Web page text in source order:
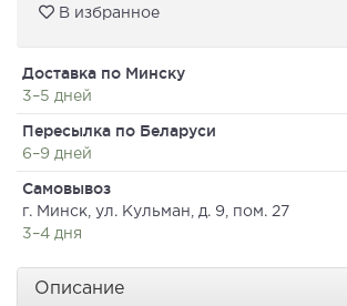
В избранное
Доставка по Минску
3–5 дней
Пересылка по Беларуси
6–9 дней
Самовывоз
г. Минск, ул. Кульман, д. 9, пом. 27
3–4 дня
Описание